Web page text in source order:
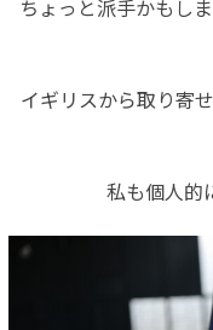
ちょっと派手かもし
イギリスから取り寄
私も個人的